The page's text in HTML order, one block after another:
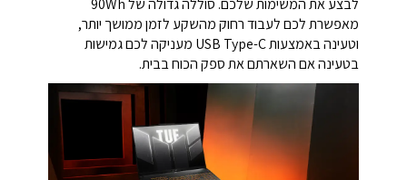
לבצע את המשימות שלכם. סוללה גדולה של 90Wh
מאפשרת לכם לעבוד רחוק מהשקע לזמן ממושך יותר,
וטעינה באמצעות USB Type-C מעניקה לכם גמישות
בטעינה אם השארתם את ספק הכוח בבית.